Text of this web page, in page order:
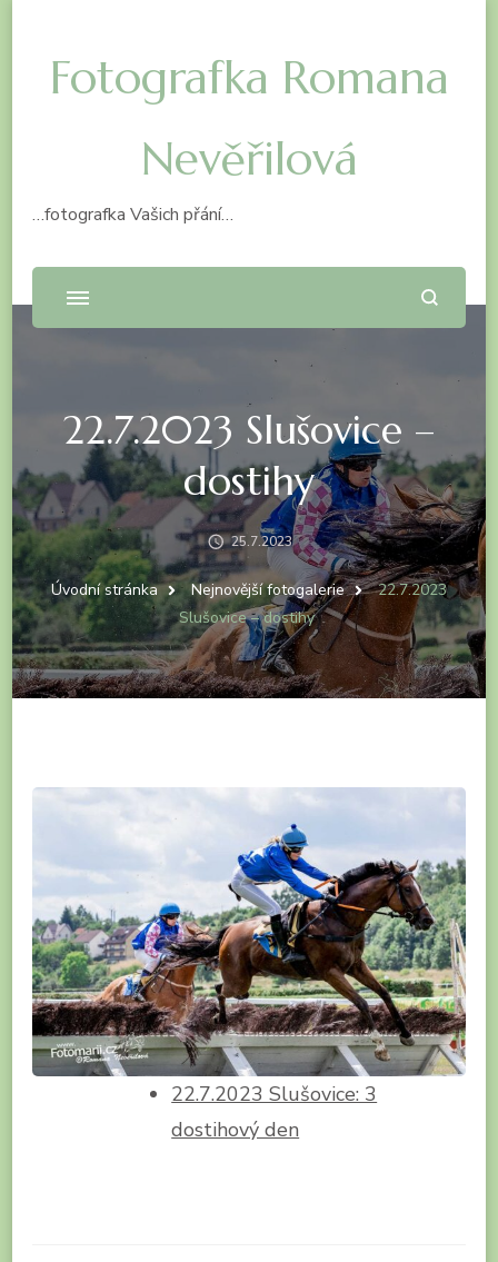
Fotografka Romana
Nevěřilová
…fotografka Vašich přání…
22.7.2023 Slušovice –
dostihy
25.7.2023
Úvodní stránka Nejnovější fotogalerie
22.7.2023
Slušovice – dostihy
22.7.2023 Slušovice: 3
dostihový den